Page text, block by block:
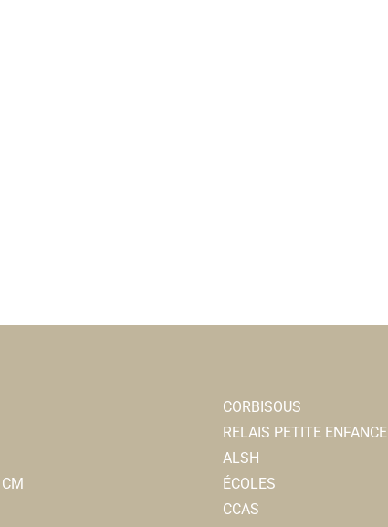
CORBISOUS
RELAIS PETITE ENFANCE
ALSH
ÉCOLES
CCAS